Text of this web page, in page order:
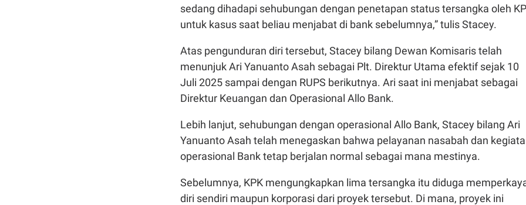
sedang dihadapi sehubungan dengan penetapan status tersangka oleh
untuk kasus saat beliau menjabat di bank sebelumnya,” tulis Stacey.
Atas pengunduran diri tersebut, Stacey bilang Dewan Komisaris telah
menunjuk Ari Yanuanto Asah sebagai Plt. Direktur Utama efektif sejak 10
Juli 2025 sampai dengan RUPS berikutnya. Ari saat ini menjabat sebagai
Direktur Keuangan dan Operasional Allo Bank.
Lebih lanjut, sehubungan dengan operasional Allo Bank, Stacey bilang Ari
Yanuanto Asah telah menegaskan bahwa pelayanan nasabah dan
operasional Bank tetap berjalan normal sebagai mana mestinya.
Sebelumnya, KPK mengungkapkan lima tersangka itu diduga
diri sendiri maupun korporasi dari proyek tersebut. Di mana, proyek ini